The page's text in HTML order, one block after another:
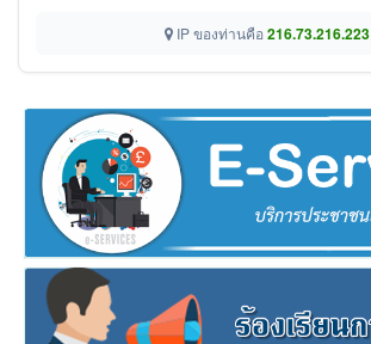
IP ของท่านคือ 216.73.216.223